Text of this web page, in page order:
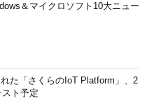
＆マイクロソフト10大ニュー
た「さくらのIoT Platform」、2
ト予定